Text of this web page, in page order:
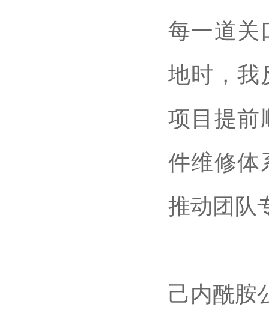
每一道关
地时，我
项目提前
件维修体
推动团队
己内酰胺